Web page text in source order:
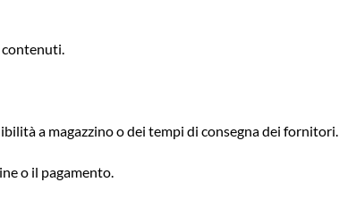
contenuti.
a magazzino o dei tempi di consegna dei fornitori.
o il pagamento.